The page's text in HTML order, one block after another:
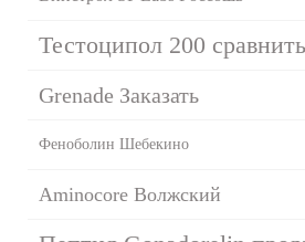
Тестоципол 200
Grenade Заказать
Феноболин Шебекино
Aminocore Волжский